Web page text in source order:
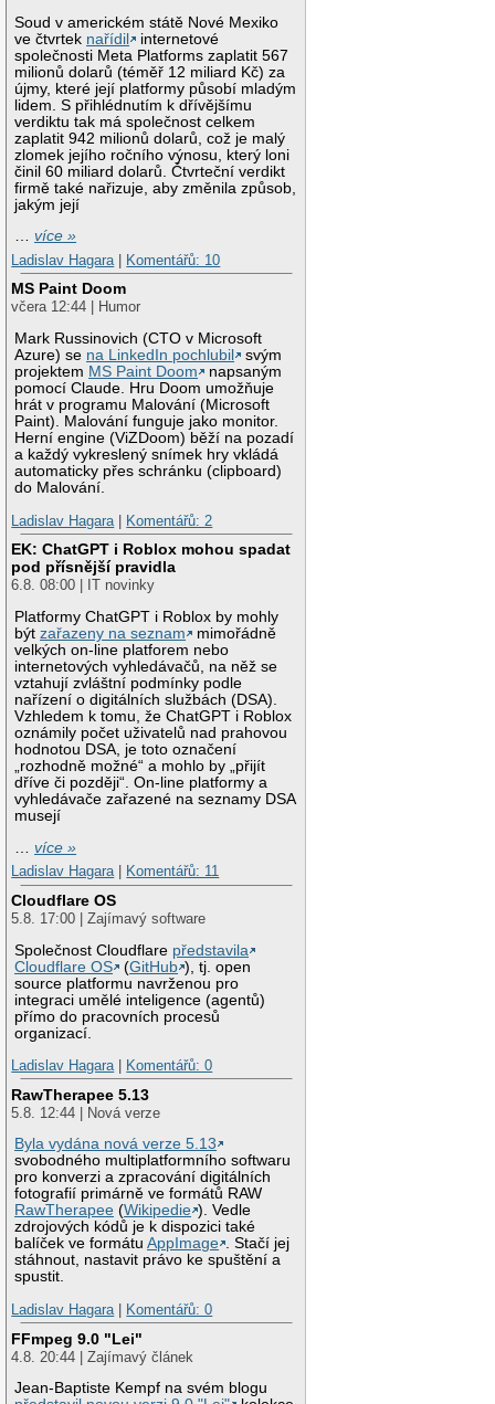
Soud v americkém státě Nové Mexiko
ve čtvrtek nařídil
internetové
společnosti Meta Platforms zaplatit 567
milionů dolarů (téměř 12 miliard Kč) za
újmy, které její platformy působí mladým
lidem. S přihlédnutím k dřívějšímu
verdiktu tak má společnost celkem
zaplatit 942 milionů dolarů, což je malý
zlomek jejího ročního výnosu, který loni
činil 60 miliard dolarů. Čtvrteční verdikt
firmě také nařizuje, aby změnila způsob,
jakým její
…více »
Ladislav Hagara
Komentářů: 10
MS Paint Doom
včera 12:44 | Humor
Mark Russinovich (CTO v Microsoft
Azure) se na LinkedIn pochlubil
svým
projektem MS Paint Doom
napsaným
pomocí Claude. Hru Doom umožňuje
hrát v programu Malování (Microsoft
Paint). Malování funguje jako monitor.
Herní engine (ViZDoom) běží na pozadí
a každý vykreslený snímek hry vkládá
automaticky přes schránku (clipboard)
do Malování.
Ladislav Hagara
Komentářů: 2
EK: ChatGPT i Roblox mohou spadat
pod přísnější pravidla
6.8. 08:00 | IT novinky
Platformy ChatGPT i Roblox by mohly
býtzařazeny na seznam
mimořádně
velkých on-line platforem nebo
internetových vyhledávačů, na něž se
vztahují zvláštní podmínky podle
nařízení o digitálních službách (DSA).
Vzhledem k tomu, že ChatGPT i Roblox
oznámily počet uživatelů nad prahovou
hodnotou DSA, je toto označení
„rozhodně možné“ a mohlo by „přijít
dříve či později“. On-line platformy a
vyhledávače zařazené na seznamy DSA
musejí
…více »
Ladislav Hagara| Komentářů: 11
Cloudflare OS
5.8. 17:00 | Zajímavý software
Společnost Cloudflare představila
Cloudflare OS
(GitHub ), tj. open
source platformu navrženou pro
integraci umělé inteligence (agentů)
přímo do pracovních procesů
organizací.
Ladislav Hagara| Komentářů: 0
RawTherapee 5.13
5.8. 12:44 | Nová verze
Byla vydána nová verze 5.13
svobodného multiplatformního softwaru
pro konverzi a zpracování digitálních
fotografií primárně ve formátů RAW
RawTherapee (Wikipedie ). Vedle
zdrojových kódů je k dispozici také
balíček ve formátuAppImage . Stačí jej
stáhnout, nastavit právo ke spuštění a
spustit.
Ladislav Hagara| Komentářů: 0
FFmpeg 9.0 "Lei"
4.8. 20:44 | Zajímavý článek
Jean-Baptiste Kempf na svém blogu